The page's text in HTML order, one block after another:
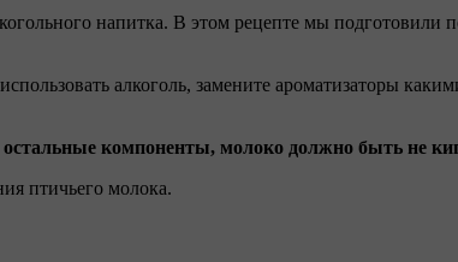
напитка. В этом рецепте мы
алкоголь, замените ароматизаторы
остальные компоненты, молоко должно быть не
птичьего молока.